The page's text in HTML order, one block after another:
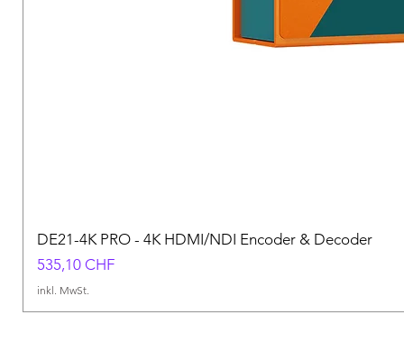
DE21-4K PRO - 4K HDMI/NDI Encoder & Decoder
Preis
535,10 CHF
inkl. MwSt.